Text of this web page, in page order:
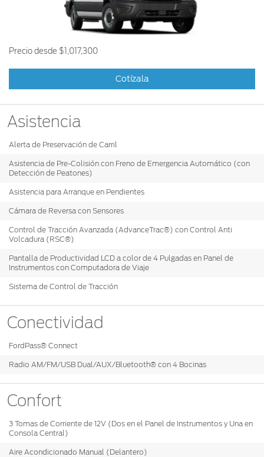
Ford
Custom
Catálogos
Kits de
Accesorios
Ford
Credit
Vehículos
Descubre
Distribuidor
Seminuevos
Ford
Tect
Originales
Mantenimiento
Mantenimiento
Vehículos
Comerciales
Motorcraft®
Cita de
Servicio
Llamado
a
Revisión
Garantía
en
Partes
Técnico
Soporte
SYNC®
Desempeño
Seguridad
Cambiar
Contraseña
Precio desde $1,017,300
Cotízala
Asistencia
Alerta de Preservación de Carril
Asistencia de Pre-Colisión con Freno de Emergencia Automático (con
Detección de Peatones)
Asistencia para Arranque en Pendientes
Cámara de Reversa con Sensores
Control de Tracción Avanzada (AdvanceTrac®) con Control Anti
Volcadura (RSC®)
Pantalla de Productividad LCD a color de 4 Pulgadas en Panel de
Instrumentos con Computadora de Viaje
Sistema de Control de Tracción
Conectividad
FordPass® Connect
Radio AM/FM/USB Dual/AUX/Bluetooth® con 4 Bocinas
Confort
3 Tomas de Corriente de 12V (Dos en el Panel de Instrumentos y Una en
Consola Central)
Aire Acondicionado Manual (Delantero)